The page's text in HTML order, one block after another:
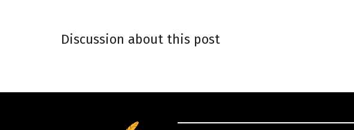
Discussion about this post